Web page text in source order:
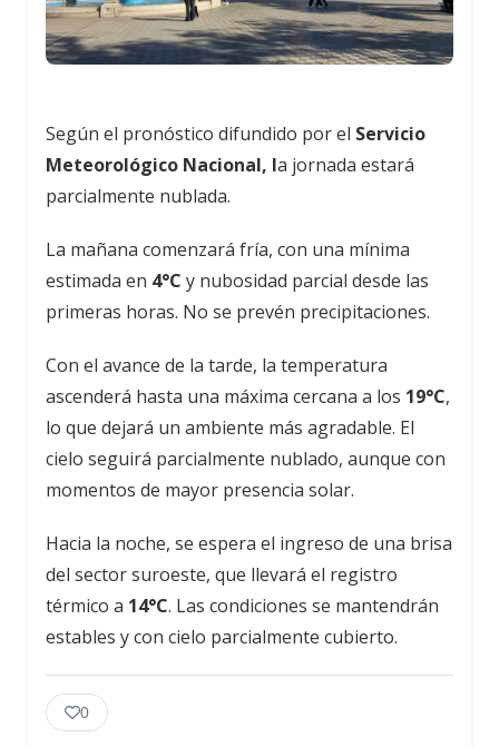
Según el pronóstico difundido por el Servicio
Meteorológico Nacional, la jornada estará
parcialmente nublada.
La mañana comenzará fría, con una mínima
estimada en 4°C y nubosidad parcial desde las
primeras horas. No se prevén precipitaciones.
Con el avance de la tarde, la temperatura
ascenderá hasta una máxima cercana a los 19°C,
lo que dejará un ambiente más agradable. El
cielo seguirá parcialmente nublado, aunque con
momentos de mayor presencia solar.
Hacia la noche, se espera el ingreso de una brisa
del sector suroeste, que llevará el registro
térmico a 14°C. Las condiciones se mantendrán
estables y con cielo parcialmente cubierto.
0